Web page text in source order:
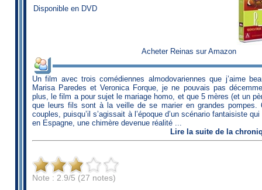
Disponible en DVD
Acheter Reinas sur Amazon
Un film avec trois comédiennes almodovariennes que j’aime
Marisa Paredes et Veronica Forque, je ne pouvais pas
plus, le film a pour sujet le mariage homo, et que 5 mères (et un
que leurs fils sont à la veille de se marier en grandes pompes.
couples, puisqu’il s’agissait à l’époque d’un scénario fantaisiste
en Espagne, une chimère devenue réalité ...
Lire la suite de la
Note : 2.9/5 (27 notes)